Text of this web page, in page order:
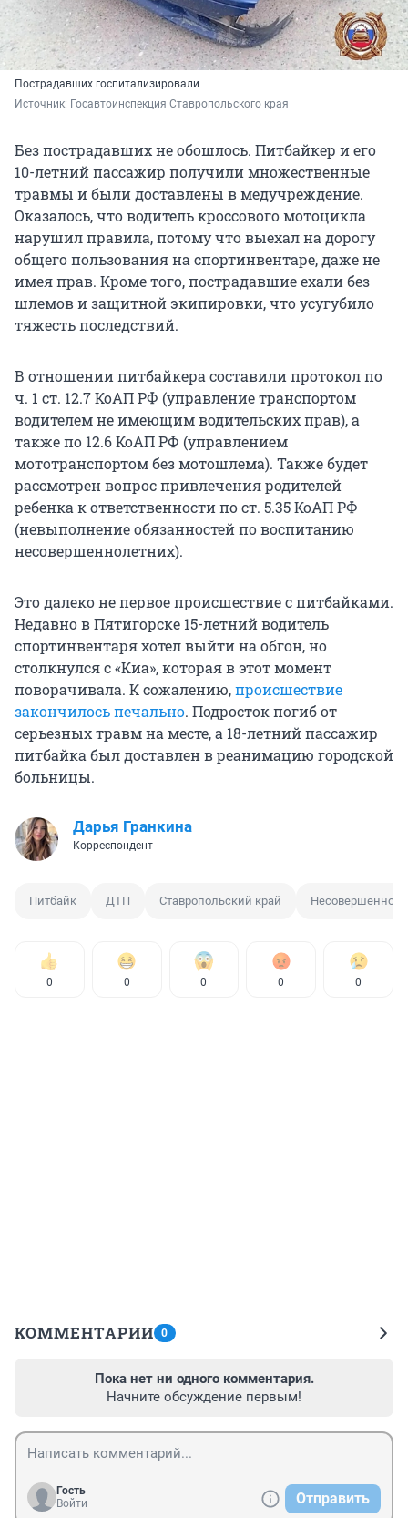
Пострадавших госпитализировали
Источник: Госавтоинспекция Ставропольского края
Без пострадавших не обошлось. Питбайкер и его
10-летний пассажир получили множественные
травмы и были доставлены в медучреждение.
Оказалось, что водитель кроссового мотоцикла
нарушил правила, потому что выехал на дорогу
общего пользования на спортинвентаре, даже не
имея прав. Кроме того, пострадавшие ехали без
шлемов и защитной экипировки, что усугубило
тяжесть последствий.
В отношении питбайкера составили протокол по
ч. 1 ст. 12.7 КоАП РФ (управление транспортом
водителем не имеющим водительских прав), а
также по 12.6 КоАП РФ (управлением
мототранспортом без мотошлема). Также будет
рассмотрен вопрос привлечения родителей
ребенка к ответственности по ст. 5.35 КоАП РФ
(невыполнение обязанностей по воспитанию
несовершеннолетних).
Это далеко не первое происшествие с питбайками.
Недавно в Пятигорске 15-летний водитель
спортинвентаря хотел выйти на обгон, но
столкнулся с «Киа», которая в этот момент
поворачивала. К сожалению,происшествие
закончилось печально. Подросток погиб от
серьезных травм на месте, а 18-летний пассажир
питбайка был доставлен в реанимацию городской
больницы.
Дарья Гранкина
Корреспондент
Питбайк ДТП Ставропольский край
0 0 0 0 0
КОММЕНТАРИИ 0
Пока нет ни одного комментария.
Начните обсуждение первым!
Гость
Войти
Отправить